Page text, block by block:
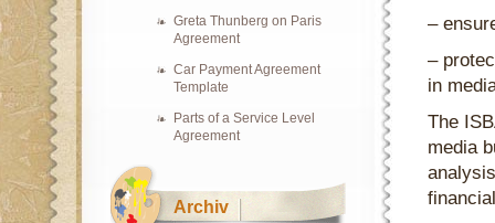
Greta Thunberg on Paris
Agreement
Car Payment Agreement
Template
Parts of a Service Level
Agreement
Archiv
–
–
in
The
media